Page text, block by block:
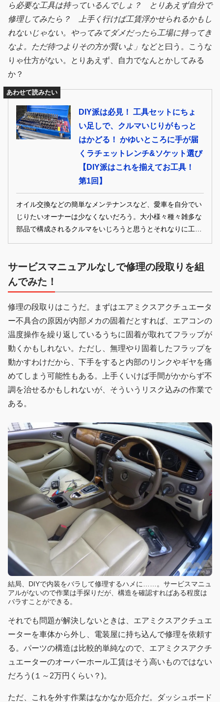
ら必要な工具は持っているんでしょ？ とりあえず自分で
修理してみたら？ 上手く行けば工賃浮かせられるかもし
れないじゃない。やってみてダメだったら工場に持ってき
なよ。ただ待つよりその方が賢いよ」 などと曰う。こうな
りゃ仕方がない。とりあえず、自力でなんとかしてみる
か？
あわせて読みたい
DIY派は必見！ 工具セットにちょ
い足しで、クルマいじりがもっと
はかどる！ かゆいところに手が届
くラチェットレンチ&ソケット選び
【DIY派はこれを揃えてお工具！
第1回】
オイル交換などの簡単なメンテナンスなど、愛車を自分でい
じりたいオーナーは少なくないだろう。大小様々種々雑多な
部品で構成されるクルマをいじろうと思うとそれなりに工具
る便利な工具を紹介していこう！ REPORT／PHOTO：山崎
龍（YAMAZAKI Ryu）
サービスマニュアルなしで修理の段取りを組
んでみた！
修理の段取りはこうだ。まずはエアミクスアクチュエータ
ー不具合の原因が内部メカの固着だとすれば、エアコンの
温度操作を繰り返しているうちに固着が取れてフラップが
動くかもしれない。ただし、無理やり固着したフラップを
動かすわけだから、下手をすると内部のリンクやギヤを痛
めてしまう可能性もある。上手くいけば手間がかからず不
調を治せるかもしれないが、そういうリスク込みの作業で
ある。
結局、DIYで内装をバラして修理するハメに……。サービスマニュ
アルがないので作業は手探りだが、構造を確認すればある程度は
バラすことができる。
それでも問題が解決しないときは、エアミクスアクチュエ
ーターを車体から外し、電装屋に持ち込んで修理を依頼す
る。パーツの構造は比較的単純なので、エアミクスアクチ
ュエーターのオーバーホール工賃はそう高いものではない
だろう(１～2万円くらい？)。
ただ、これを外す作業はなかなか厄介だ。ダッシュボード